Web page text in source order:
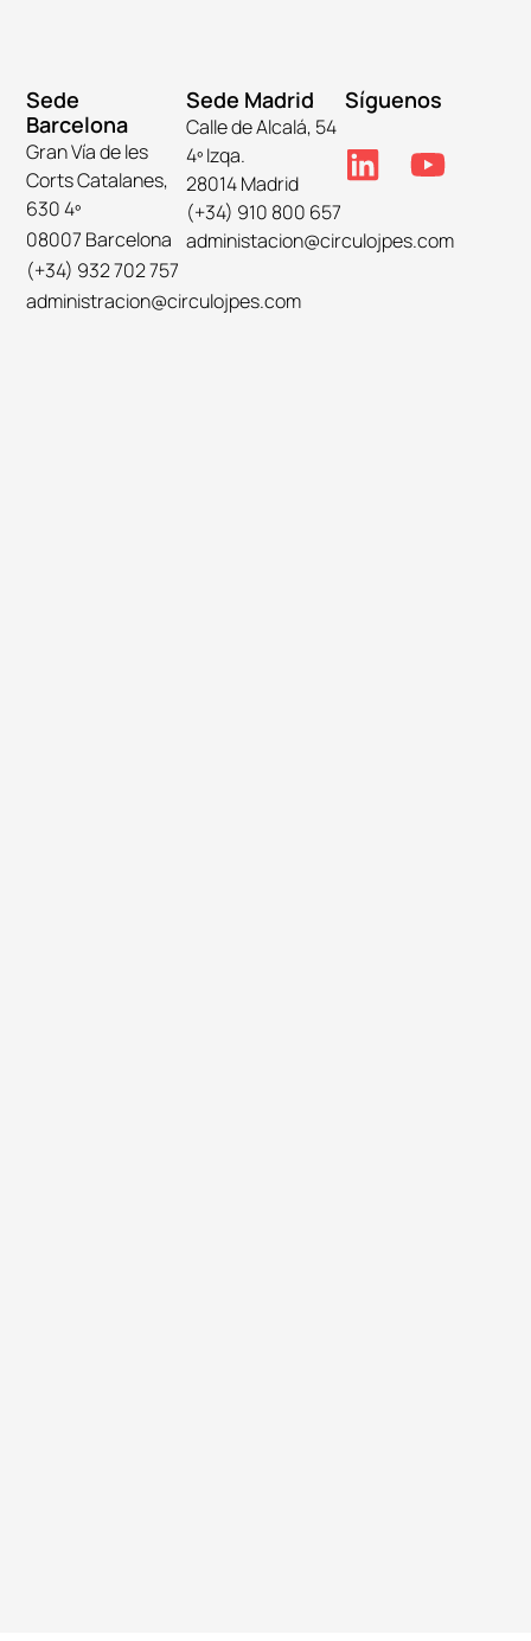
Sede
Barcelona
Gran Vía de les
Corts Catalanes,
630 4º
08007 Barcelona
(+34) 932 702 757
administracion@circulojpes.com
Sede Madrid
Calle de Alcalá, 54
4º Izqa.
28014 Madrid
(+34) 910 800 657
administacion@circulojpes.com
Síguenos